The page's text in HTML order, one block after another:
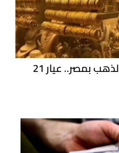
ارتفاع قوي في أسعار الذهب بمصر.. عيار 21